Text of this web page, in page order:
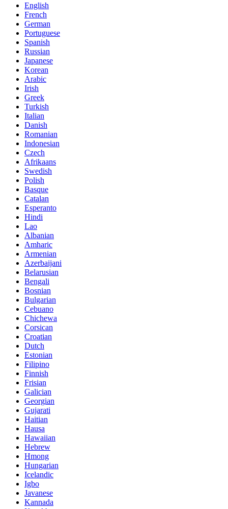
English
French
German
Portuguese
Spanish
Russian
Japanese
Korean
Arabic
Irish
Greek
Turkish
Italian
Danish
Romanian
Indonesian
Czech
Afrikaans
Swedish
Polish
Basque
Catalan
Esperanto
Hindi
Lao
Albanian
Amharic
Armenian
Azerbaijani
Belarusian
Bengali
Bosnian
Bulgarian
Cebuano
Chichewa
Corsican
Croatian
Dutch
Estonian
Filipino
Finnish
Frisian
Galician
Georgian
Gujarati
Haitian
Hausa
Hawaiian
Hebrew
Hmong
Hungarian
Icelandic
Igbo
Javanese
Kannada